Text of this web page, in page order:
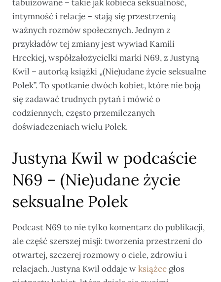
tabuizowane – takie jak kobieca seksualność,
intymność i relacje – stają się przestrzenią
ważnych rozmów społecznych. Jednym z
przykładów tej zmiany jest wywiad Kamili
Hreckiej, współzałożycielki marki N69, z Justyną
Kwil – autorką książki „(Nie)udane życie seksualne
Polek”. To spotkanie dwóch kobiet, które nie boją
się zadawać trudnych pytań i mówić o
codziennych, często przemilczanych
doświadczeniach wielu Polek.
Justyna Kwil w podcaście
N69 – (Nie)udane życie
seksualne Polek
Podcast N69 to nie tylko komentarz do publikacji,
ale część szerszej misji: tworzenia przestrzeni do
otwartej, szczerej rozmowy o ciele, zdrowiu i
relacjach. Justyna Kwil oddaje wksiążce głos